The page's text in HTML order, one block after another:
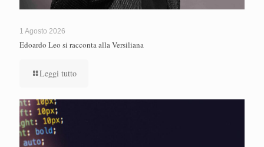
1 Agosto 2026
Edoardo Leo si racconta alla Versiliana
Leggi tutto